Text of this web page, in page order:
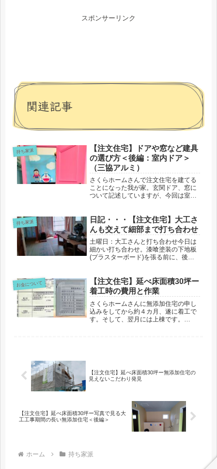
スポンサーリンク
関連記事
持ち家派
【注文住宅】ドアや窓など建具
の選び方＜後編：室内ドア＞
（三協アルミ）
さくらホームさんで注文住宅を建てる
ことになった我が家。玄関ドア、窓に
ついて記述していますが、今回は室内
しました。メーカー選択さくらホ...
持ち家派
日記・・・【注文住宅】大工さ
んも交えて細部まで打ち合わせ
土曜日：大工さんと打ち合わせ今日は
細かい打ち合わせ。漆喰塗装の下地板
(プラスターボード)を張る前に、後か
上のカーテンレール用の下地は...
お金について
【注文住宅】延べ床面積30坪ー
着工時の費用と作業
さくらホームさんに無添加住宅の申し
込みをしてから約４カ月、遂に着工で
す。そして、翌月には上棟です。
【注文住宅】延べ床面積30坪ー無添加住宅の
見えないこだわり発見
【注文住宅】延べ床面積30坪ー写真で見る大
工工事期間の長い無添加住宅＜後編＞
ホーム 持ち家派